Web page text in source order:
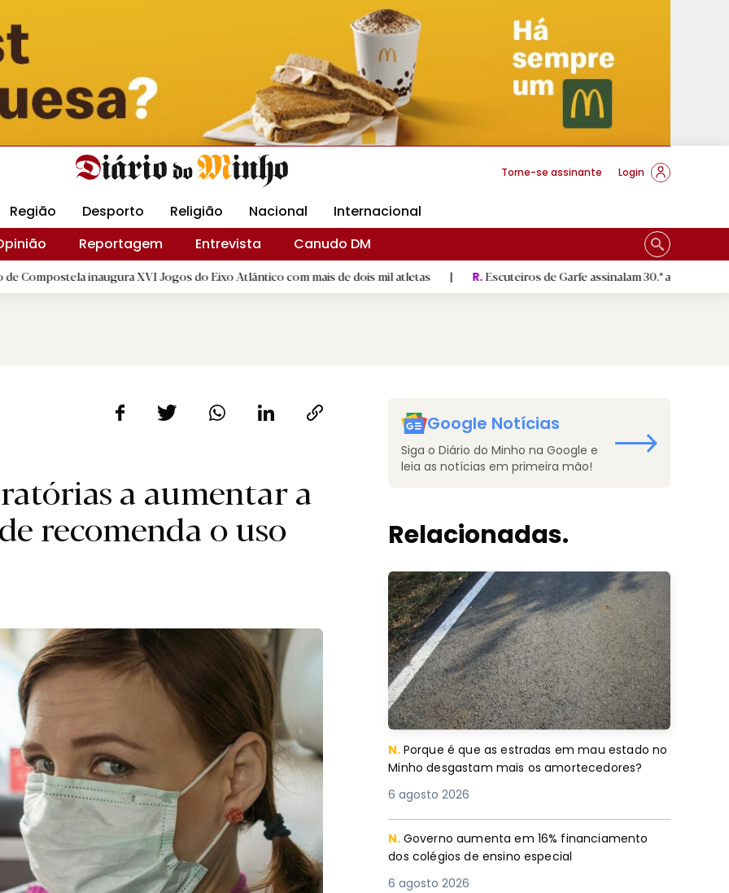
Revista Minha Gráfica DM Livraria DM Arquidiocese Braga
Torne-se assinante Login
Região Desporto Religião Nacional
Internacional
Reportagem Entrevista Canudo DM
inaugura XVI Jogos do Eixo Atlântico com mais de dois mil atletas | R.Escuteiros de Garfe assinalam 30.º aniversário em
a aumentar a
recomenda o uso
Google Notícias
Siga o Diário do Minho na Google e
leia as notícias em primeira mão!
Relacionadas.
N. Porque é que as estradas em mau estado no
Minho desgastam mais os amortecedores?
6 agosto 2026
N. Governo aumenta em 16% financiamento
dos colégios de ensino especial
6 agosto 2026